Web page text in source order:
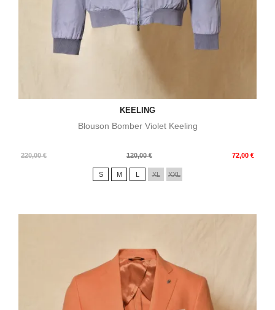
KEELING
Blouson Bomber Violet Keeling
220,00 €
Prix
120,00 € 72,00 €
Prix
S M L XL XXL